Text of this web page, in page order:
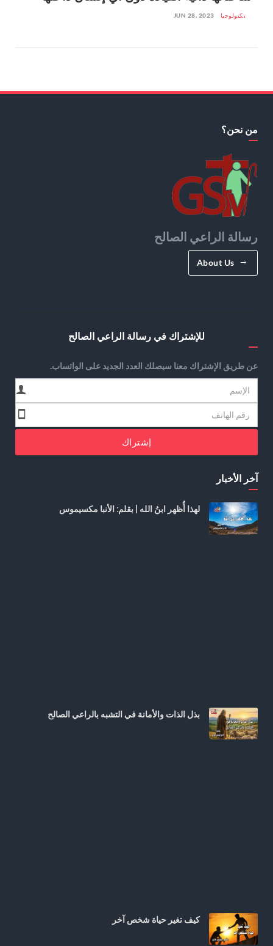
تكنولوجيا JUN 28, 2023
من نحن؟
رسالة الراعي الصالح
About Us
للإشتراك في رسالة الراعي الصالح
عن طريق الإشتراك معنا سيصلك العدد الجديد على الواتساب.
إشتراك
آخر الأخبار
لهذا أُظهر ابنُ الله | بقلم: الأنبا مكسيموس
بذل الذات والأمانة في التشبه بالراعي الصالح
كيف تغير حياة شخص آخر